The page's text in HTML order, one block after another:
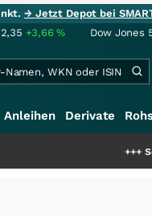
→ Jetzt Depot bei
+3,66% Dow Jones
Anleihen Derivate
Schwere